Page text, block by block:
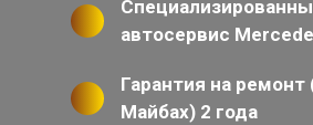
автосервис
Гарантия на
Майбах) 2 года